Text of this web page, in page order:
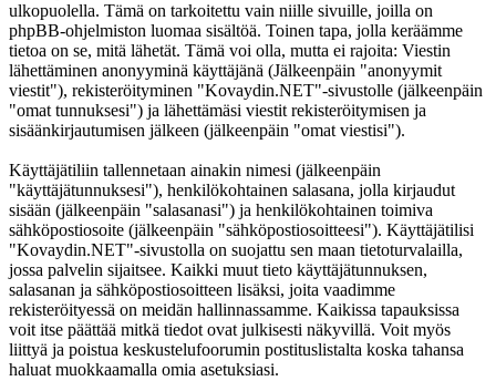
ulkopuolella. Tämä on tarkoitettu vain niille sivuille, joilla on
phpBB-ohjelmiston luomaa sisältöä. Toinen tapa, jolla keräämme
tietoa on se, mitä lähetät. Tämä voi olla, mutta ei rajoita: Viestin
lähettäminen anonyyminä käyttäjänä (Jälkeenpäin "anonyymit
viestit"), rekisteröityminen "Kovaydin.NET"-sivustolle (jälkeenpäin
"omat tunnuksesi") ja lähettämäsi viestit rekisteröitymisen ja
sisäänkirjautumisen jälkeen (jälkeenpäin "omat viestisi").
Käyttäjätiliin tallennetaan ainakin nimesi (jälkeenpäin
"käyttäjätunnuksesi"), henkilökohtainen salasana, jolla kirjaudut
sisään (jälkeenpäin "salasanasi") ja henkilökohtainen toimiva
sähköpostiosoite (jälkeenpäin "sähköpostiosoitteesi"). Käyttäjätilisi
"Kovaydin.NET"-sivustolla on suojattu sen maan tietoturvalailla,
jossa palvelin sijaitsee. Kaikki muut tieto käyttäjätunnuksen,
salasanan ja sähköpostiosoitteen lisäksi, joita vaadimme
rekisteröityessä on meidän hallinnassamme. Kaikissa tapauksissa
voit itse päättää mitkä tiedot ovat julkisesti näkyvillä. Voit myös
liittyä ja poistua keskustelufoorumin postituslistalta koska tahansa
haluat muokkaamalla omia asetuksiasi.